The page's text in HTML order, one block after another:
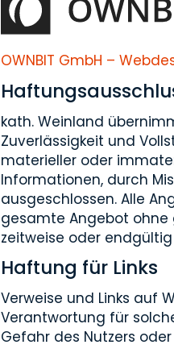
OWNBIT GmbH –
kath. Weinland
Zuverlässigkeit und
materieller oder
Informationen, durch
ausgeschlossen. Alle
gesamte Angebot ohne
zeitweise oder
Haftung für Links
Verweise und Links auf
Verantwortung für
Gefahr des Nutzers